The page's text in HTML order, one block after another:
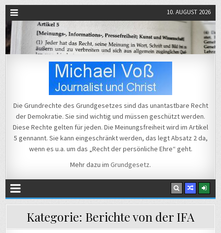
10. AUGUST 2026
Michael Voß
Die Grundrechte des Grundgesetzes sind das unantastbare Recht
der Demokratie. Sie sind wichtig und müssen geschützt werden.
Diese Rechte gelten für jeden. Die Meinungsfreiheit wird im Artikel
5 gennannt. Sie kann eingeschränkt werden, das legt Absatz 2 da,
wenn es u.a. um das „Recht der persönliche Ehre“ geht.
Mehr dazu im Grundgesetz.
Kategorie: Berichte von der IFA